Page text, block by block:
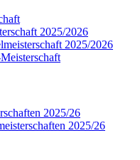
2025/2026
2025/2026
2025/26
2025/26